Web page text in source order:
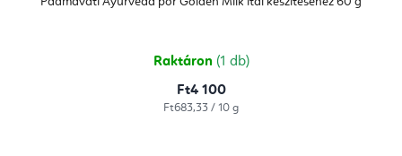
Raktáron (1 db)
Ft4 100
Egységár:
Ft683,33 / 10 g